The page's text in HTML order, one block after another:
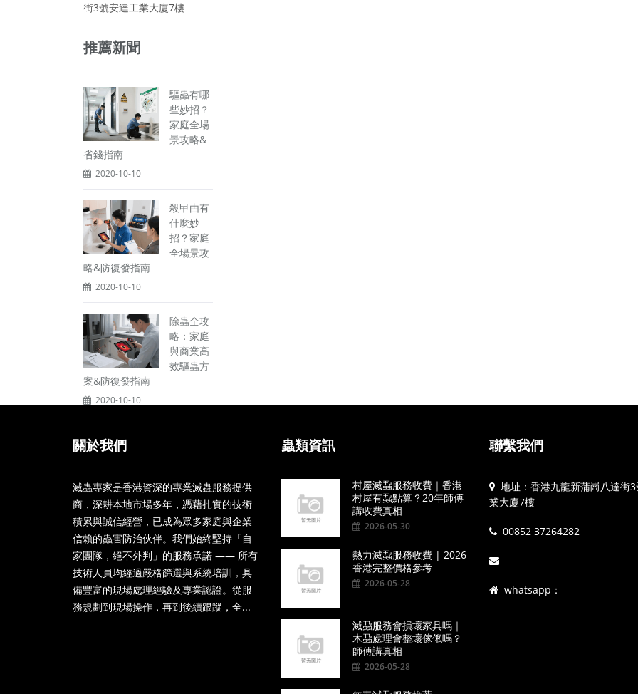
街3號安達工業大廈7樓
推薦新聞
驅蟲有哪
些妙招？
家庭全場
景攻略&
省錢指南
2020-10-10
殺曱甴有
什麼妙
招？家庭
全場景攻
略&防復發指南
2020-10-10
除蟲全攻
略：家庭
與商業高
效驅蟲方
案&防復發指南
2020-10-10
關於我們
滅蟲專家是香港資深的專業滅蟲服務提供
商，深耕本地市場多年，憑藉扎實的技術
積累與誠信經營，已成為眾多家庭與企業
信賴的蟲害防治伙伴。我們始終堅持「自
家團隊，絕不外判」的服務承諾 —— 所有
技術人員均經過嚴格篩選與系統培訓，具
備豐富的現場處理經驗及專業認證。從服
務規劃到現場操作，再到後續跟蹤，全...
蟲類資訊
村屋滅蝨服務收費｜香港
村屋有蝨點算？20年師傅
講收費真相
2026-05-30
熱力滅蝨服務收費 | 2026
香港完整價格參考
2026-05-28
滅蝨服務會損壞家具嗎｜
木蝨處理會整壞傢俬嗎？
師傅講真相
2026-05-28
聯繫我們
地址：香港九龍新蒲崗八達街
業大廈7樓
00852 37264282
whatsapp：